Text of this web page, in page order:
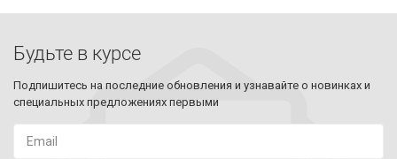
Будьте в курсе
Подпишитесь на последние обновления и узнавайте о новинках и
специальных предложениях первыми